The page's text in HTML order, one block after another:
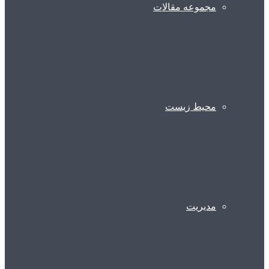
مجموعه مقالات
محیط زیست
مدیریت